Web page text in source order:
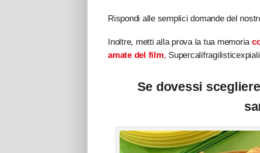
Rispondi alle semplici domande del
Inoltre, metti alla prova la tua memoria
amate del film,
Se dovessi